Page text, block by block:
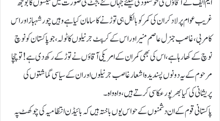
غریب عوام پر لاد کر ان کی کمر کو بالکل ہی توڑنے کا سامان کیا ہے وہیں چور شہباز اور اس
کا مربی، غاصب جنرل عاصم منیر اور اس کے کرپٹ جرنیلوں کا ٹولہ، جو پاکستان کو نوچ
نوچ کے کھارہا ہے، اس کی بھی کمر ان کے امریکی آقاؤں نے توڑ کے رکھ دی ہے! تو چچا
مرحوم کے یہ دونوں پسندیدہ اشعار غاصب جرنیلوں اور ان کے سیاسی گماشتوں کی
پریشانی کی کیا بھرپور عکاسی کرتے ہیں، واہ واہ۔
پاکستانی قوم کے ان دشمنوں کے حواس یوں باختہ ہیں کہ بائیڈن انتظامیہ کی چوکھٹ پہ